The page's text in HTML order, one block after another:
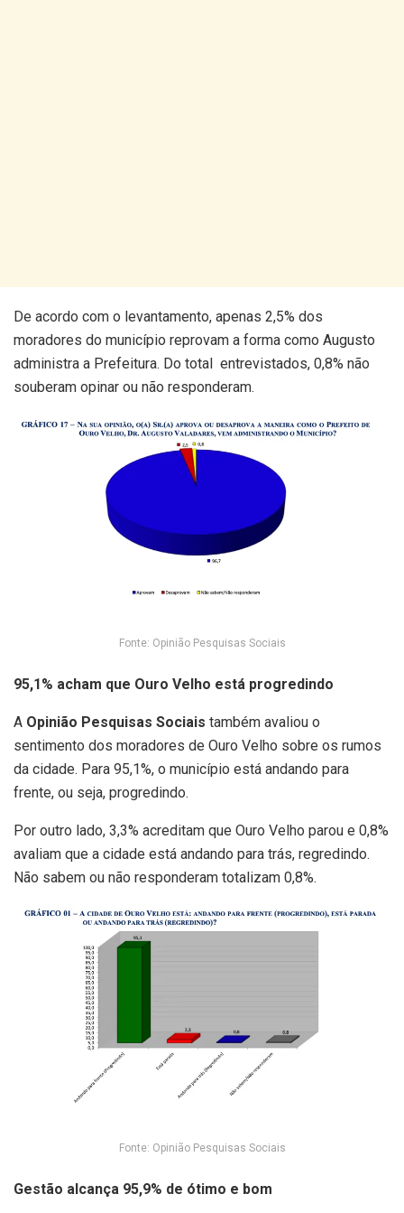
De acordo com o levantamento, apenas 2,5% dos
moradores do município reprovam a forma como Augusto
administra a Prefeitura. Do total entrevistados, 0,8% não
souberam opinar ou não responderam.
Fonte: Opinião Pesquisas Sociais
95,1% acham que Ouro Velho está progredindo
A Opinião Pesquisas Sociais também avaliou o
sentimento dos moradores de Ouro Velho sobre os rumos
da cidade. Para 95,1%, o município está andando para
frente, ou seja, progredindo.
Por outro lado, 3,3% acreditam que Ouro Velho parou e 0,8%
avaliam que a cidade está andando para trás, regredindo.
Não sabem ou não responderam totalizam 0,8%.
Fonte: Opinião Pesquisas Sociais
Gestão alcança 95,9% de ótimo e bom